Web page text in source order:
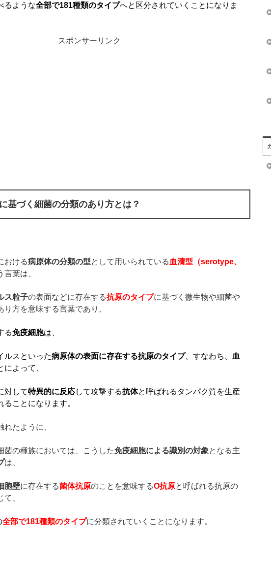
るような全部で181種類のタイプへと区分されていくことになりま
スポンサーリンク
基づく細菌の分類のあり方とは？
おける病原体の分類の型として用いられている 血清型（serotype、
言葉は、
ス粒子の表面などに存在する抗原のタイプに基づく微生物や細菌や
り方を意味する言葉であり、
る免疫細胞は、
ルスといった病原体の表面に存在する抗原のタイプ、すなわち、
血
によって、
対して特異的に反応して攻撃する抗体と呼ばれるタンパク質を生産
ることになります。
たように、
菌の種族においては、こうした免疫細胞による識別の対象となる主
は、
胞壁に存在する菌体抗原のことを意味するO抗原と呼ばれる抗原の
、
全部で181種類のタイプに分類されていくことになります。